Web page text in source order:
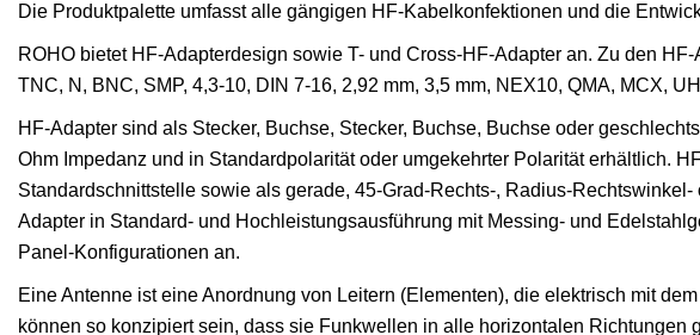
Die Produktpalette umfasst alle gängigen HF-Kabelkonfektionen und die
ROHO bietet HF-Adapterdesign sowie T- und Cross-HF-Adapter an. Zu den
TNC, N, BNC, SMP, 4,3-10, DIN 7-16, 2,92 mm, 3,5 mm, NEX10, QMA, MCX,
HF-Adapter sind als Stecker, Buchse, Stecker, Buchse, Buchse oder
Ohm Impedanz und in Standardpolarität oder umgekehrter Polarität erhältlich.
Standardschnittstelle sowie als gerade, 45-Grad-Rechts-, Radius-
Adapter in Standard- und Hochleistungsausführung mit Messing- und
Panel-Konfigurationen an.
Eine Antenne ist eine Anordnung von Leitern (Elementen), die elektrisch mit
können so konzipiert sein, dass sie Funkwellen in alle horizontalen Richtungen